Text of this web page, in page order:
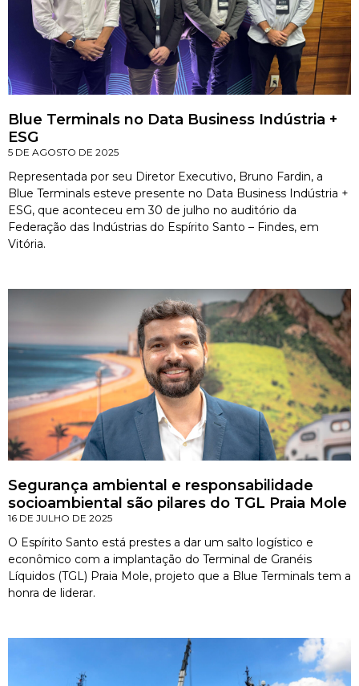
Blue Terminals no Data Business Indústria +
ESG
5 DE AGOSTO DE 2025
Representada por seu Diretor Executivo, Bruno Fardin, a
Blue Terminals esteve presente no Data Business Indústria +
ESG, que aconteceu em 30 de julho no auditório da
Federação das Indústrias do Espírito Santo – Findes, em
Vitória.
Segurança ambiental e responsabilidade
socioambiental são pilares do TGL Praia Mole
16 DE JULHO DE 2025
O Espírito Santo está prestes a dar um salto logístico e
econômico com a implantação do Terminal de Granéis
Líquidos (TGL) Praia Mole, projeto que a Blue Terminals tem a
honra de liderar.